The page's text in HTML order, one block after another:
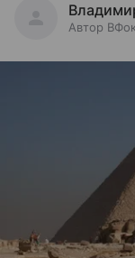
Автор